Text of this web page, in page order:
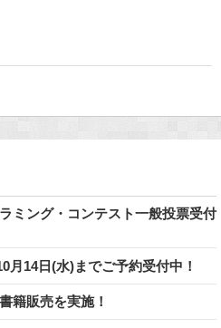
ミング・コンテスト一般投票受付
月14日(水)までご予約受付中！
籍販売を実施！